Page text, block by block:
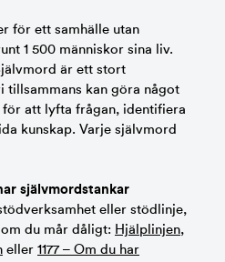
för ett samhälle utan
1 500 människor sina liv.
är ett stort
tillsammans kan göra något
att lyfta frågan, identifiera
kunskap. Varje självmord
självmordstankar
eller stödlinje,
du mår dåligt: Hjälplinjen,
eller 1177 – Om du har